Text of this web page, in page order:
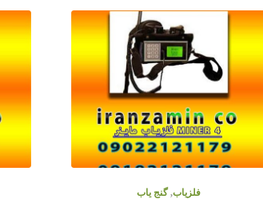
فلزیاب,گنج یاب